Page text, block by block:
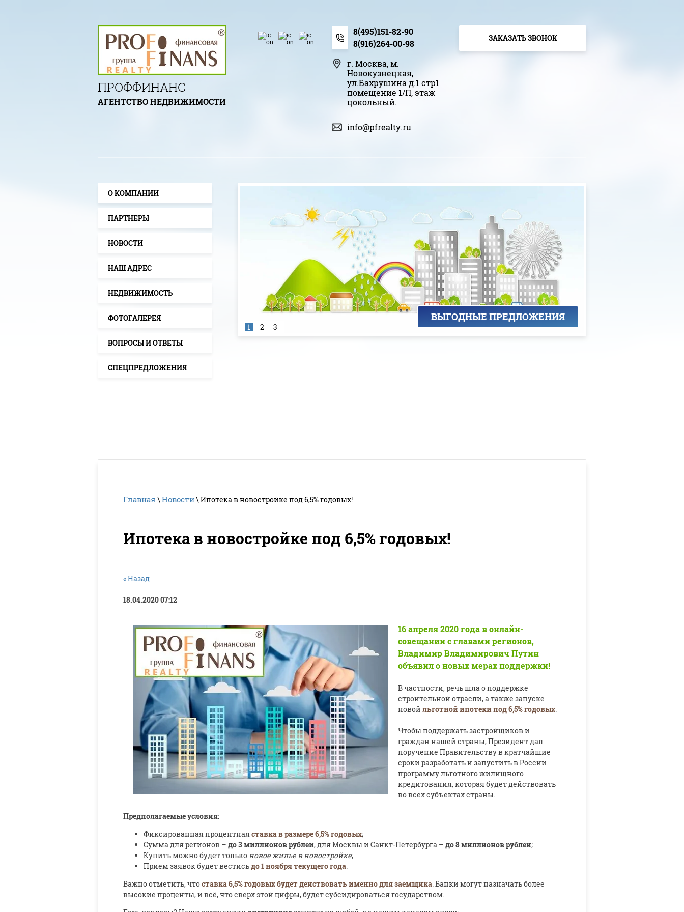
ПРОФФИНАНС
АГЕНТСТВО НЕДВИЖИМОСТИ
8(495)151-82-90
8(916)264-00-98
г. Москва, м.
Новокузнецкая,
ул.Бахрушина д.1 стр1
помещение 1/П, этаж
цокольный.
info@pfrealty.ru
ЗАКАЗАТЬ ЗВОНОК
О КОМПАНИИ
ПАРТНЕРЫ
НОВОСТИ
НАШ АДРЕС
НЕДВИЖИМОСТЬ
ФОТОГАЛЕРЕЯ
ВОПРОСЫ И ОТВЕТЫ
СПЕЦПРЕДЛОЖЕНИЯ
ВЫГОДНЫЕ ПРЕДЛОЖЕНИЯ
1 2 3
Главная \Новости\ Ипотека в новостройке под 6,5% годовых!
Ипотека в новостройке под 6,5% годовых!
« Назад
18.04.2020 07:12
16 апреля 2020 года в онлайн-
совещании с главами регионов,
Владимир Владимирович Путин
объявил о новых мерах поддержки!
В частности, речь шла о поддержке
строительной отрасли, а также запуске
новой льготной ипотеки под 6,5% годовых.
Чтобы поддержать застройщиков и
граждан нашей страны, Президент дал
поручение Правительству в кратчайшие
сроки разработать и запустить в России
программу льготного жилищного
кредитования, которая будет действовать
во всех субъектах страны.
Предполагаемые условия:
Фиксированная процентнаяставка в размере 6,5% годовых;
Сумма для регионов – до 3 миллионов рублей, для Москвы и Санкт-Петербурга – до 8 миллионов рублей;
Купить можно будет тольконовое жилье в новостройке;
Прием заявок будет вестисьдо 1 ноября текущего года.
Важно отметить, чтоставка 6,5% годовых будет действовать именно для заемщика. Банки могут назначать более
высокие проценты, и всё, что сверх этой цифры, будет субсидироваться государством.